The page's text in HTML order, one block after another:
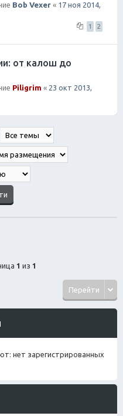
Bob Vexer « 17 ноя 2014,
1 2
от калош до
Piligrim « 23 окт 2013,
1 из 1
Перейти
нет зарегистрированных